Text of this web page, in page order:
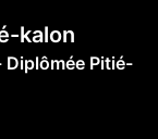
kalon
Pitié-